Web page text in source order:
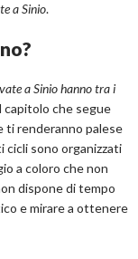
a Sinio.
a Sinio hanno tra i
capitolo che segue
ti renderanno palese
sono organizzati
a coloro che non
dispone di tempo
e mirare a ottenere